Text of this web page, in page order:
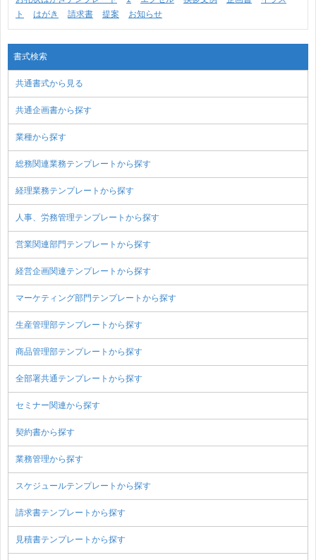
ト
はがき 請求書 提案 お知らせ
書式検索
共通書式から見る
共通企画書から探す
業種から探す
総務関連業務テンプレートから探す
経理業務テンプレートから探す
人事、労務管理テンプレートから探す
営業関連部門テンプレートから探す
経営企画関連テンプレートから探す
マーケティング部門テンプレートから探す
生産管理部テンプレートから探す
商品管理部テンプレートから探す
全部署共通テンプレートから探す
セミナー関連から探す
契約書から探す
業務管理から探す
スケジュールテンプレートから探す
請求書テンプレートから探す
見積書テンプレートから探す